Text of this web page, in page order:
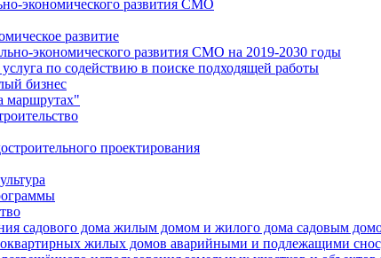
экономического развития СМО
развитие
экономического развития СМО на 2019-2030 годы
услуга по содействию в поиске подходящей работы
бизнес
маршрутах"
проектирования
садового дома жилым домом и жилого дома садовым
жилых домов аварийными и подлежащими